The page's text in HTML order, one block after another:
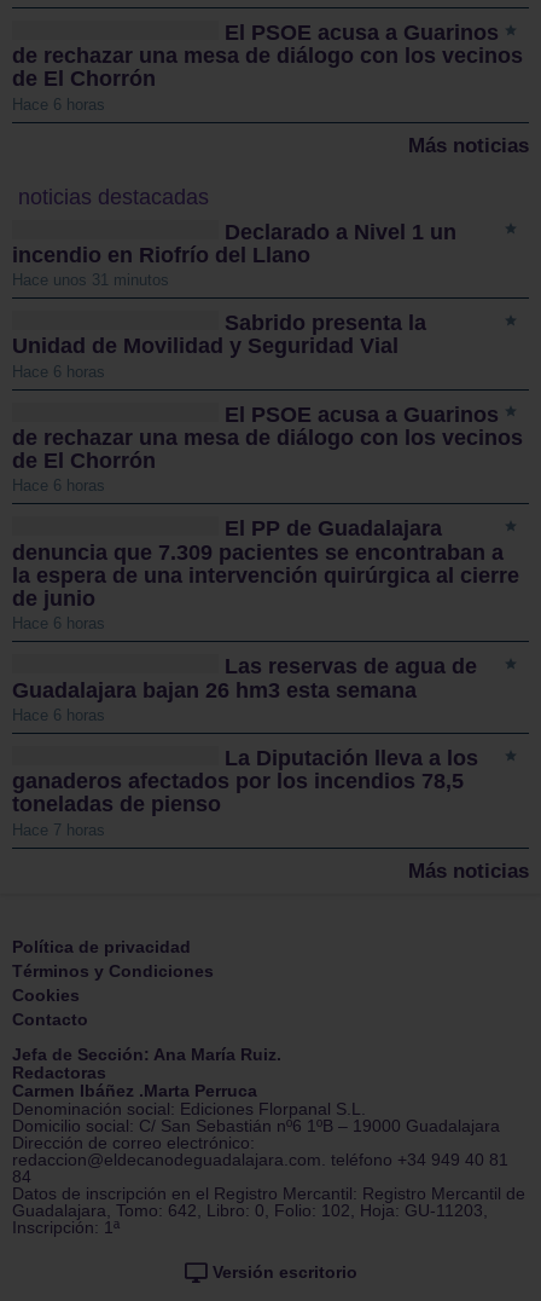
El PSOE acusa a Guarinos
de rechazar una mesa de diálogo con los vecinos
de El Chorrón
Hace 6 horas
Más noticias
noticias destacadas
Declarado a Nivel 1 un
incendio en Riofrío del Llano
Hace unos 31 minutos
Sabrido presenta la
Unidad de Movilidad y Seguridad Vial
Hace 6 horas
El PSOE acusa a Guarinos
de rechazar una mesa de diálogo con los vecinos
de El Chorrón
Hace 6 horas
El PP de Guadalajara
denuncia que 7.309 pacientes se encontraban a
la espera de una intervención quirúrgica al cierre
de junio
Hace 6 horas
Las reservas de agua de
Guadalajara bajan 26 hm3 esta semana
Hace 6 horas
La Diputación lleva a los
ganaderos afectados por los incendios 78,5
toneladas de pienso
Hace 7 horas
Más noticias
Política de privacidad
Términos y Condiciones
Cookies
Contacto
Jefa de Sección: Ana María Ruiz.
Redactoras
Carmen Ibáñez .Marta Perruca
Denominación social: Ediciones Florpanal S.L.
Domicilio social: C/ San Sebastián nº6 1ºB – 19000 Guadalajara
Dirección de correo electrónico:
redaccion@eldecanodeguadalajara.com. teléfono +34 949 40 81
84
Datos de inscripción en el Registro Mercantil: Registro Mercantil de
Guadalajara, Tomo: 642, Libro: 0, Folio: 102, Hoja: GU-11203,
Inscripción: 1ª
Versión escritorio